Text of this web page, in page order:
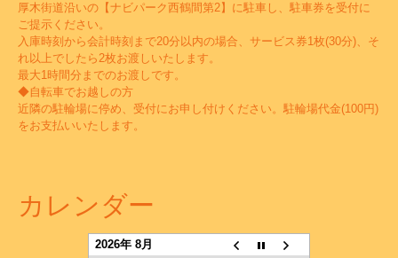
厚木街道沿いの【ナビパーク西鶴間第2】に駐車し、駐車券を受付に
ご提示ください。
入庫時刻から会計時刻まで20分以内の場合、サービス券1枚(30分)、そ
れ以上でしたら2枚お渡しいたします。
最大1時間分までのお渡しです。
◆自転車でお越しの方
近隣の駐輪場に停め、受付にお申し付けください。駐輪場代金(100円)
をお支払いいたします。
カレンダー
2026年 8月